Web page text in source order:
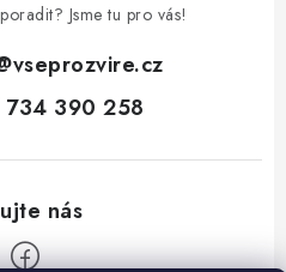
Jsme tu pro vás!
vseprozvire.cz
390 258